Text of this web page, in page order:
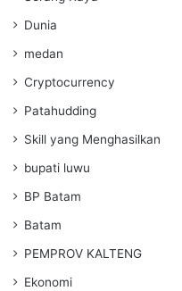
Dunia
medan
Cryptocurrency
Patahudding
Skill yang Menghasilkan
bupati luwu
BP Batam
Batam
PEMPROV KALTENG
Ekonomi